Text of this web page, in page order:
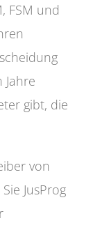
FSM und
gibt, die
von
JusProg